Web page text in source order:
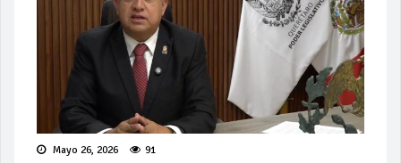
Mayo 26, 2026 91